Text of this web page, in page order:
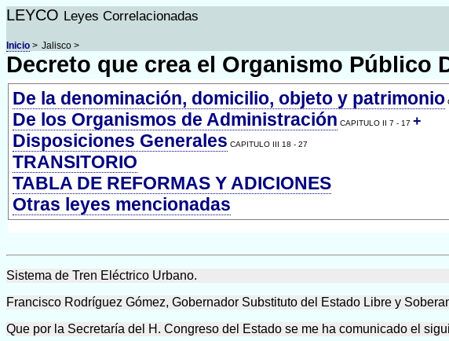
LEYCO Leyes Correlacionadas
Inicio > Jalisco >
Decreto que crea el Organismo Público
De la denominación, domicilio, objeto y patrimonio
De los Organismos de Administración CAPITULO II 7 - 17 +
Disposiciones Generales CAPITULO III 18 - 27
TRANSITORIO
TABLA DE REFORMAS Y ADICIONES
Otras leyes mencionadas
Sistema de Tren Eléctrico Urbano.
Francisco Rodríguez Gómez, Gobernador Substituto del Estado Libre y
Que por la Secretaría del H. Congreso del Estado se me ha comunicado el